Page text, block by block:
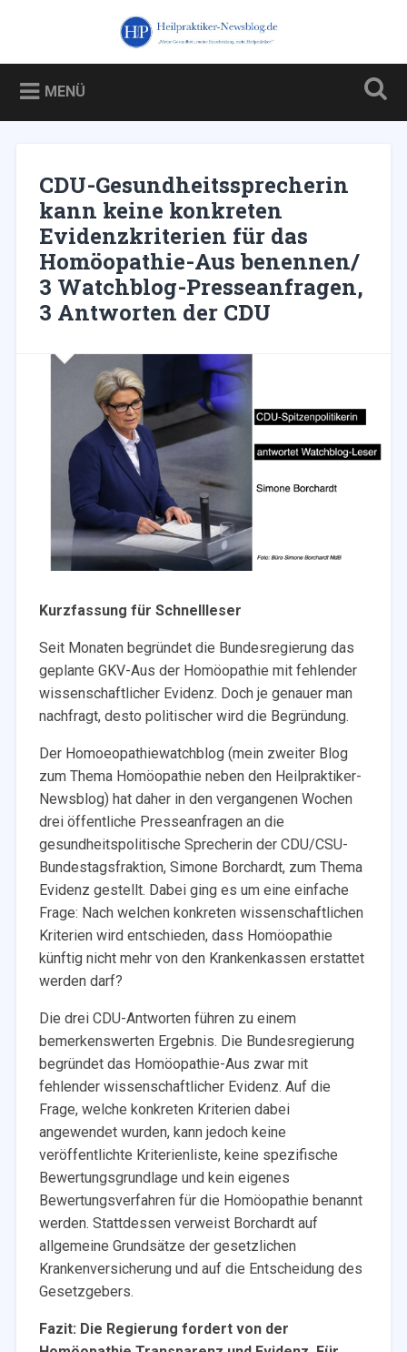
Heilpraktiker-Newsblog.de
Blog über und für Heilpraktiker – und über die Kampagne
gegen sie
MENÜ
CDU-Gesundheitssprecherin
kann keine konkreten
Evidenzkriterien für das
Homöopathie-Aus benennen/
3 Watchblog-Presseanfragen,
3 Antworten der CDU
Kurzfassung für Schnellleser
Seit Monaten begründet die Bundesregierung das
geplante GKV-Aus der Homöopathie mit fehlender
wissenschaftlicher Evidenz. Doch je genauer man
nachfragt, desto politischer wird die Begründung.
Der Homoeopathiewatchblog (mein zweiter Blog
zum Thema Homöopathie neben den Heilpraktiker-
Newsblog) hat daher in den vergangenen Wochen
drei öffentliche Presseanfragen an die
gesundheitspolitische Sprecherin der CDU/CSU-
Bundestagsfraktion, Simone Borchardt, zum Thema
Evidenz gestellt. Dabei ging es um eine einfache
Frage: Nach welchen konkreten wissenschaftlichen
Kriterien wird entschieden, dass Homöopathie
künftig nicht mehr von den Krankenkassen erstattet
werden darf?
Die drei CDU-Antworten führen zu einem
bemerkenswerten Ergebnis. Die Bundesregierung
begründet das Homöopathie-Aus zwar mit
fehlender wissenschaftlicher Evidenz. Auf die
Frage, welche konkreten Kriterien dabei
angewendet wurden, kann jedoch keine
veröffentlichte Kriterienliste, keine spezifische
Bewertungsgrundlage und kein eigenes
Bewertungsverfahren für die Homöopathie benannt
werden. Stattdessen verweist Borchardt auf
allgemeine Grundsätze der gesetzlichen
Krankenversicherung und auf die Entscheidung des
Gesetzgebers.
Fazit: Die Regierung fordert von der